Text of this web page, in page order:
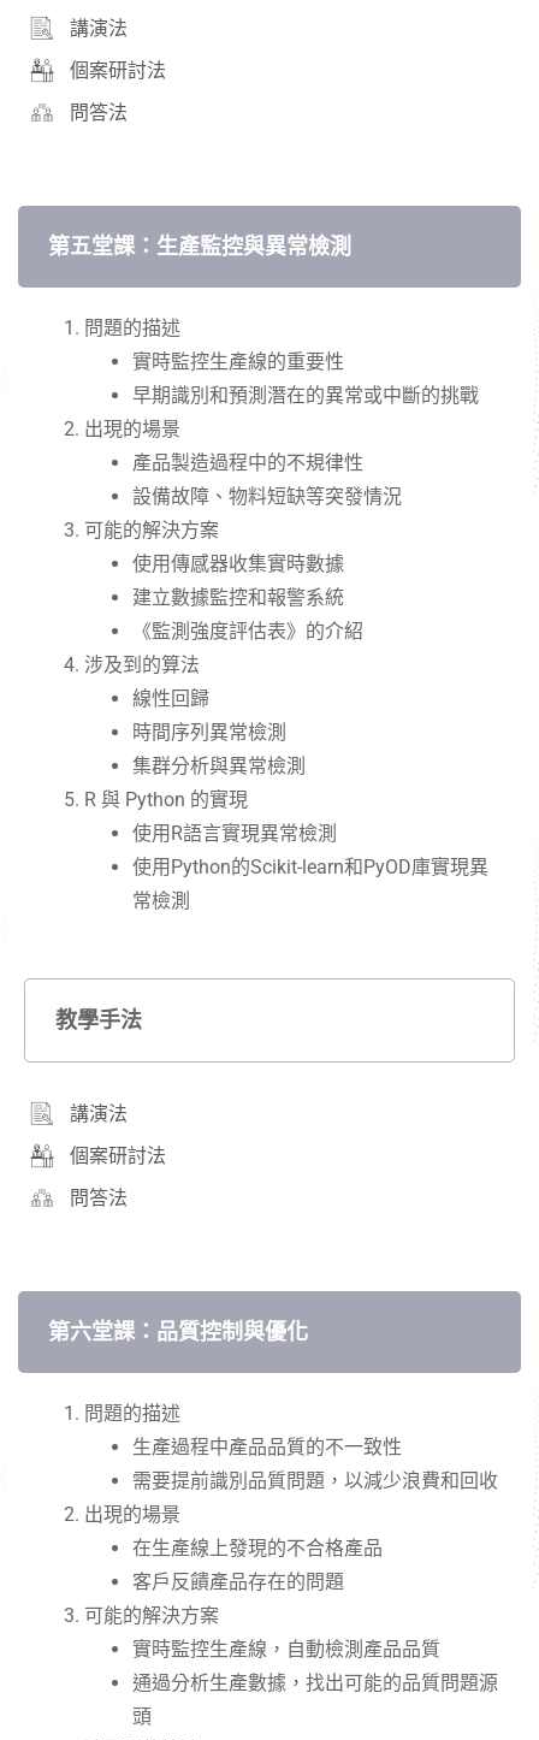
講演法
個案研討法
問答法
第五堂課：生產監控與異常檢測
問題的描述
實時監控生產線的重要性
早期識別和預測潛在的異常或中斷的挑戰
出現的場景
產品製造過程中的不規律性
設備故障、物料短缺等突發情況
可能的解決方案
使用傳感器收集實時數據
建立數據監控和報警系統
《監測強度評估表》的介紹
涉及到的算法
線性回歸
時間序列異常檢測
集群分析與異常檢測
R 與 Python 的實現
使用R語言實現異常檢測
使用Python的Scikit-learn和PyOD庫實現異
常檢測
教學手法
講演法
個案研討法
問答法
第六堂課：品質控制與優化
問題的描述
生產過程中產品品質的不一致性
需要提前識別品質問題，以減少浪費和回收
出現的場景
在生產線上發現的不合格產品
客戶反饋產品存在的問題
可能的解決方案
實時監控生產線，自動檢測產品品質
通過分析生產數據，找出可能的品質問題源
頭